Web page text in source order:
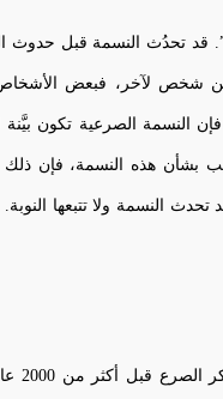
قد تحدُث النسمة قبل حدوث
شخص لآخر، فبعض
فإن النسمة الصرعية
هذه النسمة، فإن ذلك
تحدث النسمة ولا تتبعها
إن